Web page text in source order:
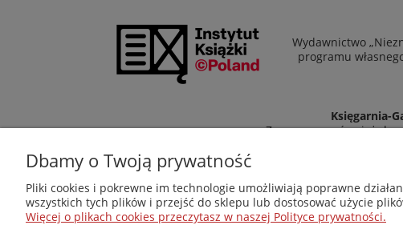
Wydawnictwo
programu
Księgarnia-
Zapraszamy również do
Dbamy o Twoją prywatność
Pliki cookies i pokrewne im technologie umożliwiają poprawne
wszystkich tych plików i przejść do sklepu lub dostosować użycie
Więcej o plikach cookies przeczytasz w naszej Polityce prywatności.